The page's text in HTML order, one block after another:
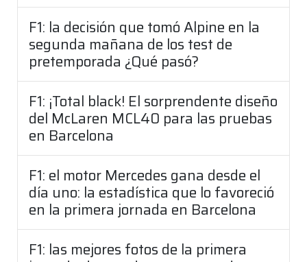
F1: la decisión que tomó Alpine en la
segunda mañana de los test de
pretemporada ¿Qué pasó?
F1: ¡Total black! El sorprendente diseño
del McLaren MCL40 para las pruebas
en Barcelona
F1: el motor Mercedes gana desde el
día uno: la estadística que lo favoreció
en la primera jornada en Barcelona
F1: las mejores fotos de la primera